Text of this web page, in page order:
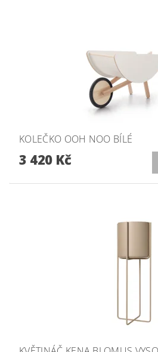
KOLEČKO OOH NOO BÍLÉ
3 420 Kč